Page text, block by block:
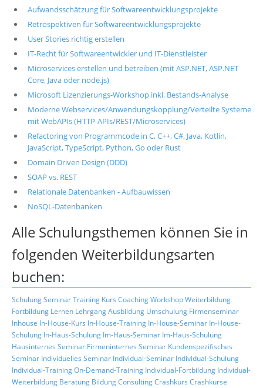
Aufwandsschätzung für Softwareentwicklungsprojekte
Retrospektiven für Softwareentwicklungsprojekte
User Stories richtig erstellen
IT-Recht für Softwareentwickler und IT-Dienstleister
Microservices erstellen und betreiben (mit ASP.NET, ASP.NET
Core, Java oder node.js)
Microsoft Lizenzierungs-Workshop inkl. Bestands-Analyse
Moderne Webservices/Anwendungskopplung/Verteilte Systeme
mit WebAPIs (HTTP-APIs/REST/Microservices)
Refactoring von Programmcode in C, C++, C#, Java, Kotlin,
JavaScript, TypeScript, Python, Go oder Rust
Domain Driven Design (DDD)
SOAP vs. REST
Relationale Datenbanken - Aufbauwissen
NoSQL-Datenbanken
Alle Schulungsthemen können Sie in
folgenden Weiterbildungsarten
buchen:
SchulungSeminarTraining Kurs CoachingWorkshopWeiterbildung
Fortbildung Lernen LehrgangAusbildung Umschulung Firmenseminar
Inhouse In-House-Kurs In-House-Training In-House-Seminar In-House-
Schulung In-Haus-Schulung Im-Haus-Seminar Im-Haus-Schulung
Hausinternes Seminar Firmeninternes Seminar Kundenspezifisches
Seminar Individuelles Seminar Individual-Seminar Individual-Schulung
Individual-TrainingOn-Demand-Training Individual-Fortbildung Individual-
Weiterbildung Beratung BildungConsultingCrashkurs Crashkurse